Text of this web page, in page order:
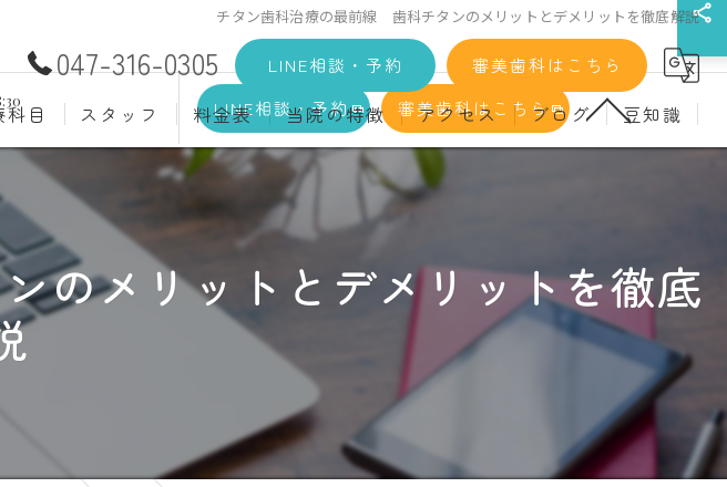
チタン歯科治療の最前線 歯科チタンのメリットとデメリットを徹底解説
047-316-0305 LINE相談・予約 審美歯科はこちら
科目
歯治療 予防歯科
科 入れ歯(義歯)
外科 歯周病治療
トニング
親知らず
スタッフ 料金表
材料詳細
自費診療料金
当院の特徴
マウスピース矯正
インプラント
セラミック
施設基準
アクセス ブログ 豆知識
のメリットとデメリットを徹底
LINE相談・予約 審美歯科はこちら